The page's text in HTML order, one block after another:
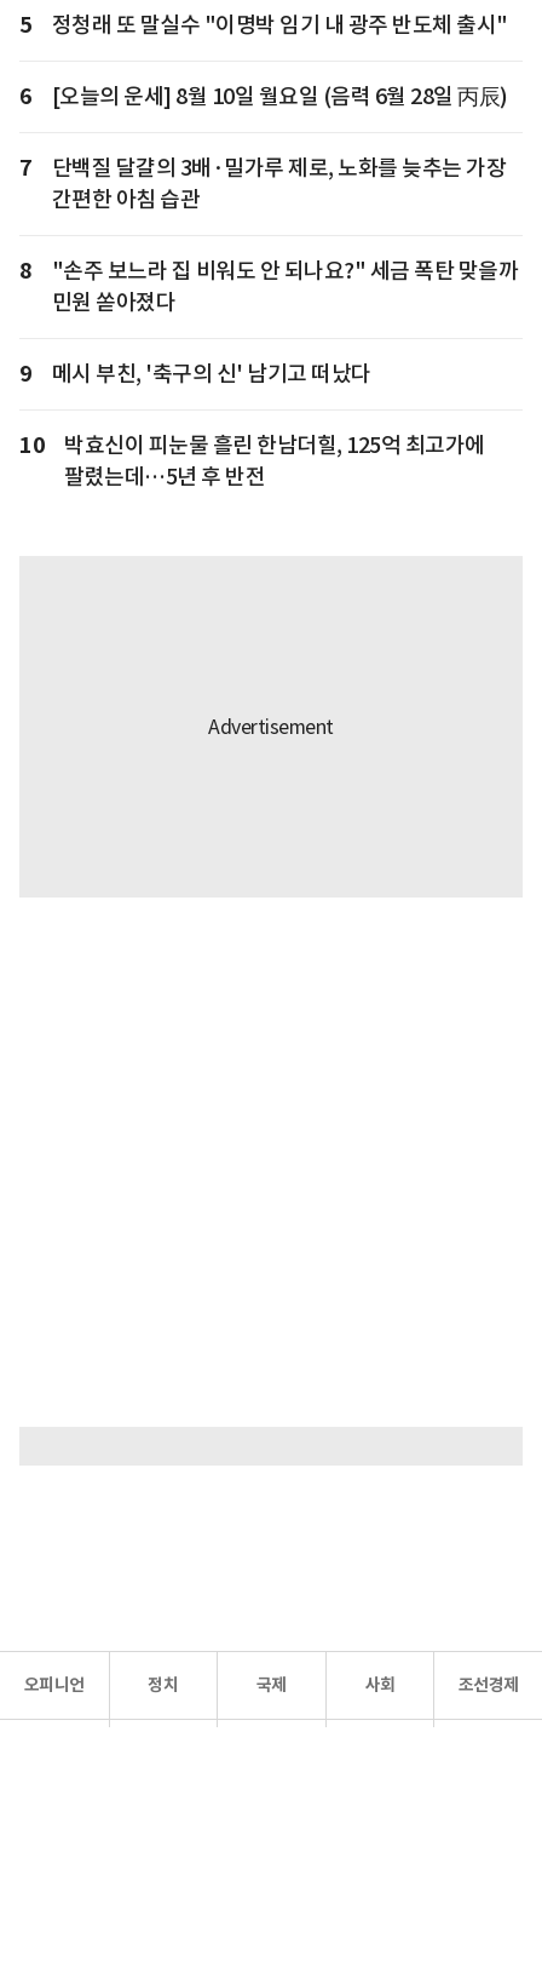
5 정청래 또 말실수 "이명박 임기 내 광주 반도체 출시"
6 [오늘의 운세] 8월 10일 월요일 (음력 6월 28일 丙辰)
7
단백질 달걀의 3배·밀가루 제로, 노화를 늦추는 가장
간편한 아침 습관
8
"손주 보느라 집 비워도 안 되나요?" 세금 폭탄 맞을까
민원 쏟아졌다
9 메시 부친, '축구의 신' 남기고 떠났다
10
박효신이 피눈물 흘린 한남더힐, 125억 최고가에
팔렸는데…5년 후 반전
오피니언 정치 국제 사회 조선경제